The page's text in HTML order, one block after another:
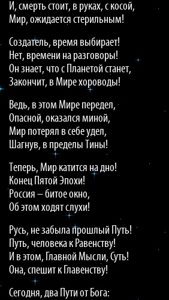
И, смерть стоит, в руках, с косой,
Мир, ожидается стерильным!
Создатель, время выбирает!
Нет, времени на разговоры!
Он знает, что с Планетой станет,
Закончит, в Мире хороводы!
Ведь, в этом Мире передел,
Опасной, оказался миной,
Мир потерял в себе удел,
Шагнув, в пределы Тины!
Теперь, Мир катится на дно!
Конец Пятой Эпохи!
Россия – битое окно,
Об этом ходят слухи!
Русь, не забыла прошлый Путь!
Путь, человека к Равенству!
И в этом, Главной Мысли, Суть!
Она, спешит к Главенству!
Сегодня, два Пути от Бога: